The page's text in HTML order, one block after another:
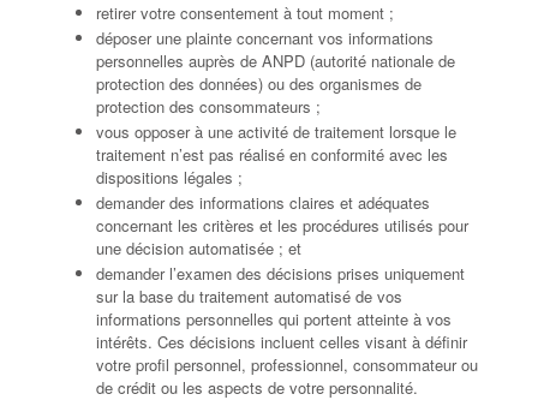
retirer votre consentement à tout moment ;
déposer une plainte concernant vos informations
personnelles auprès de ANPD (autorité nationale de
protection des données) ou des organismes de
protection des consommateurs ;
vous opposer à une activité de traitement lorsque le
traitement n’est pas réalisé en conformité avec les
dispositions légales ;
demander des informations claires et adéquates
concernant les critères et les procédures utilisés pour
une décision automatisée ; et
demander l’examen des décisions prises uniquement
sur la base du traitement automatisé de vos
informations personnelles qui portent atteinte à vos
intérêts. Ces décisions incluent celles visant à définir
votre profil personnel, professionnel, consommateur ou
de crédit ou les aspects de votre personnalité.